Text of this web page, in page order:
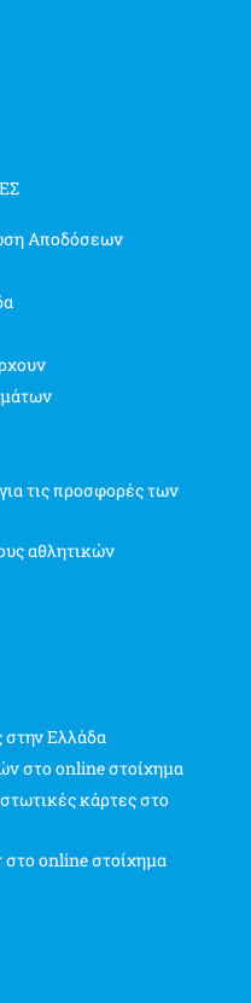
Αποδόσεων
τις προσφορές των
αθλητικών
στην Ελλάδα
στο online στοίχημα
κάρτες στο
στο online στοίχημα